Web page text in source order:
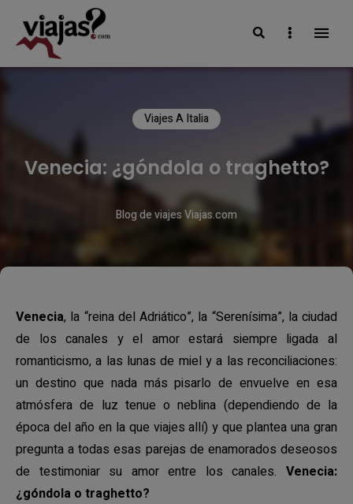
VIAJAS BLOG
SearchSidebar
Viajes A Italia
Venecia: ¿góndola o traghetto?
Blog de viajes Viajas.com
Venecia, la “reina del Adriático”, la “Serenísima”, la ciudad
de los canales y el amor estará siempre ligada al
romanticismo, a las lunas de miel y a las reconciliaciones:
un destino que nada más pisarlo de envuelve en esa
atmósfera de luz tenue o neblina (dependiendo de la
época del año en la que viajes allí) y que plantea una gran
pregunta a todas esas parejas de enamorados deseosos
de testimoniar su amor entre los canales. Venecia:
¿góndola o traghetto?